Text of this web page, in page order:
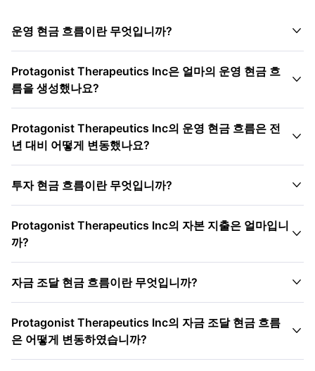
운영 현금 흐름이란 무엇입니까? 
Protagonist Therapeutics Inc은 얼마의 운영 현금 흐
름을 생성했나요?

Protagonist Therapeutics Inc의 운영 현금 흐름은 전
년 대비 어떻게 변동했나요?

투자 현금 흐름이란 무엇입니까? 
Protagonist Therapeutics Inc의 자본 지출은 얼마입니
까?

자금 조달 현금 흐름이란 무엇입니까? 
Protagonist Therapeutics Inc의 자금 조달 현금 흐름
은 어떻게 변동하였습니까?
